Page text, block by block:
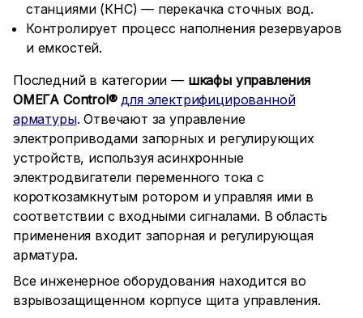
станциями (КНС) — перекачка сточных вод.
Контролирует процесс наполнения резервуаров
и емкостей.
Последний в категории — шкафы управления
ОМЕГА Control® для электрифицированной
арматуры. Отвечают за управление
электроприводами запорных и регулирующих
устройств, используя асинхронные
электродвигатели переменного тока с
короткозамкнутым ротором и управляя ими в
соответствии с входными сигналами. В область
применения входит запорная и регулирующая
арматура.
Все инженерное оборудования находится во
взрывозащищенном корпусе щита управления.